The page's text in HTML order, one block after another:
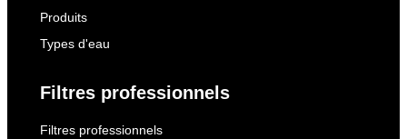
Produits
Types d'eau
Filtres professionnels
Filtres professionnels